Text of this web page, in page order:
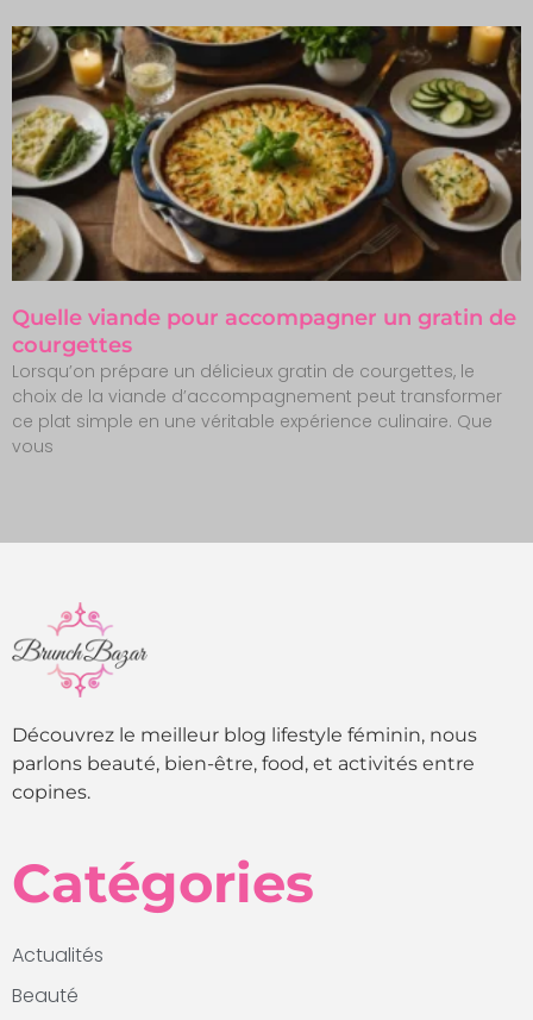
Quelle viande pour accompagner un gratin de
courgettes
Lorsqu’on prépare un délicieux gratin de courgettes, le
choix de la viande d’accompagnement peut transformer
ce plat simple en une véritable expérience culinaire. Que
vous
Découvrez le meilleur blog lifestyle féminin, nous
parlons beauté, bien-être, food, et activités entre
copines.
Catégories
Actualités
Beauté